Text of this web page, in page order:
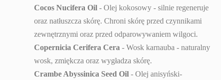
Cocos Nucifera Oil - Olej kokosowy - silnie regeneruje
oraz natłuszcza skórę. Chroni skórę przed czynnikami
zewnętrznymi oraz przed odparowywaniem wilgoci.
Copernicia Cerifera Cera - Wosk karnauba - naturalny
wosk, zmiękcza oraz wygładza skórę.
Crambe Abyssinica Seed Oil - Olej anisyński-